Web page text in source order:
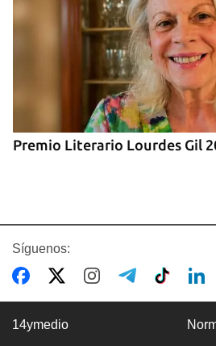
Premio Literario Lourdes Gil
Síguenos:
14ymedio